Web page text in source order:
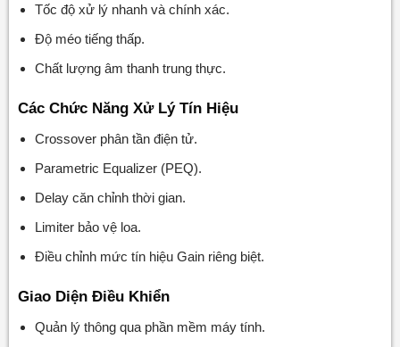
Tốc độ xử lý nhanh và chính xác.
Độ méo tiếng thấp.
Chất lượng âm thanh trung thực.
Các Chức Năng Xử Lý Tín Hiệu
Crossover phân tần điện tử.
Parametric Equalizer (PEQ).
Delay căn chỉnh thời gian.
Limiter bảo vệ loa.
Điều chỉnh mức tín hiệu Gain riêng biệt.
Giao Diện Điều Khiển
Quản lý thông qua phần mềm máy tính.